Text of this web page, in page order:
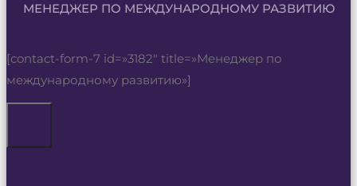
МЕНЕДЖЕР ПО МЕЖДУНАРОДНОМУ РАЗВИТИЮ
[contact-form-7 id=»3182″ title=»Менеджер по
международному развитию»]